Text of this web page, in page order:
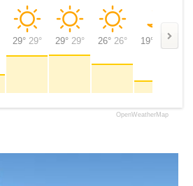
29° 29° 29° 29° 26° 26° 19° 19°
OpenWeatherMap